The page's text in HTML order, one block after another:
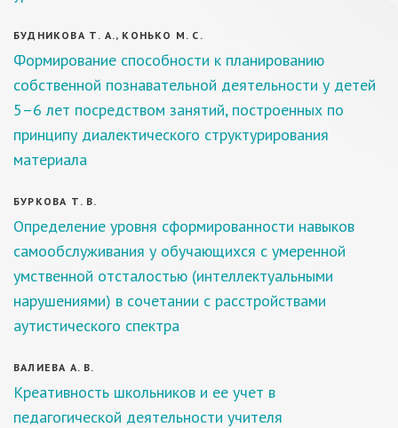
БУДНИКОВА Т. А., КОНЬКО М. С.
Формирование способности к планированию
собственной познавательной деятельности у детей
5–6 лет посредством занятий, построенных по
принципу диалектического структурирования
материала
БУРКОВА Т. В.
Определение уровня сформированности навыков
самообслуживания у обучающихся с умеренной
умственной отсталостью (интеллектуальными
нарушениями) в сочетании с расстройствами
аутистического спектра
ВАЛИЕВА А. В.
Креативность школьников и ее учет в
педагогической деятельности учителя